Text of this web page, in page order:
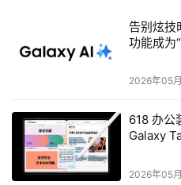
虽然Calisi总是谈到
他希望公司被收购。甚至
Overland倾听所有认真的
度收入5540万美元，亏损
并且Calisi预测7月开始的这
告别炫技
功能成为
2026年05
618 办公
Galaxy
2026年05